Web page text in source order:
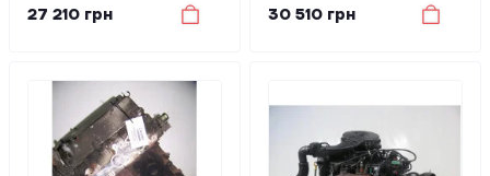
27 210 грн 30 510 грн